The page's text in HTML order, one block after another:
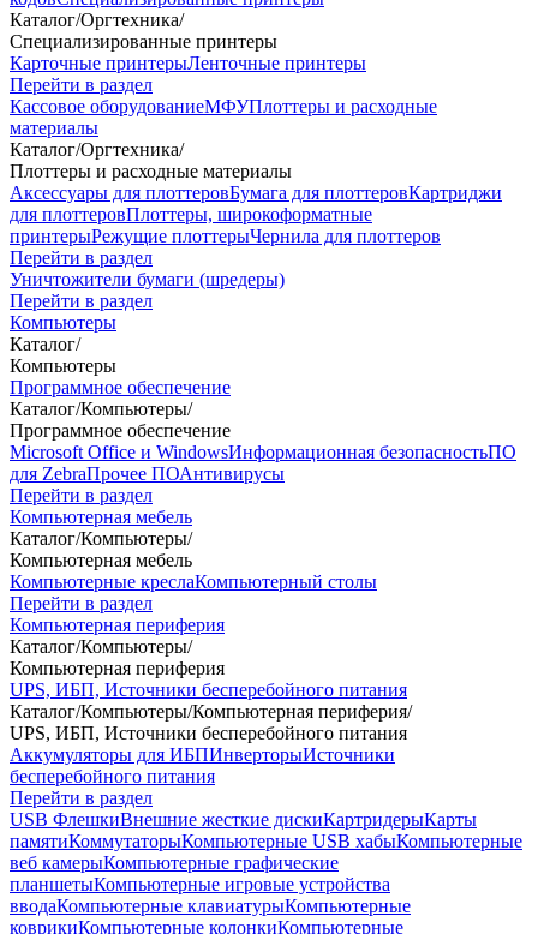
Каталог/Оргтехника/
Специализированные принтеры
Карточные принтерыЛенточные принтеры
Перейти в раздел
Кассовое оборудованиеМФУПлоттеры и расходные
материалы
Каталог/Оргтехника/
Плоттеры и расходные материалы
Аксессуары для плоттеровБумага для плоттеровКартриджи
для плоттеровПлоттеры, широкоформатные
принтерыРежущие плоттерыЧернила для плоттеров
Перейти в раздел
Уничтожители бумаги (шредеры)
Перейти в раздел
Компьютеры
Каталог/
Компьютеры
Программное обеспечение
Каталог/Компьютеры/
Программное обеспечение
Microsoft Office и WindowsИнформационная безопасностьПО
для ZebraПрочее ПОАнтивирусы
Перейти в раздел
Компьютерная мебель
Каталог/Компьютеры/
Компьютерная мебель
Компьютерные креслаКомпьютерный столы
Перейти в раздел
Компьютерная периферия
Каталог/Компьютеры/
Компьютерная периферия
UPS, ИБП, Источники бесперебойного питания
Каталог/Компьютеры/Компьютерная периферия/
UPS, ИБП, Источники бесперебойного питания
Аккумуляторы для ИБПИнверторыИсточники
бесперебойного питания
Перейти в раздел
USB ФлешкиВнешние жесткие дискиКартридерыКарты
памятиКоммутаторыКомпьютерные USB хабыКомпьютерные
веб камерыКомпьютерные графические
планшетыКомпьютерные игровые устройства
вводаКомпьютерные клавиатурыКомпьютерные
коврикиКомпьютерные колонкиКомпьютерные